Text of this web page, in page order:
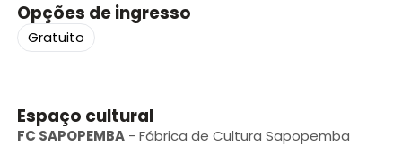
Opções de ingresso
Gratuito
Espaço cultural
FC SAPOPEMBA- Fábrica de Cultura Sapopemba